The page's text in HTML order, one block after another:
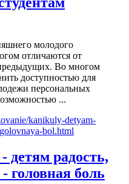
молодого
отличаются от
Во многом
доступностью для
персональных
...
детям радость,
головная боль